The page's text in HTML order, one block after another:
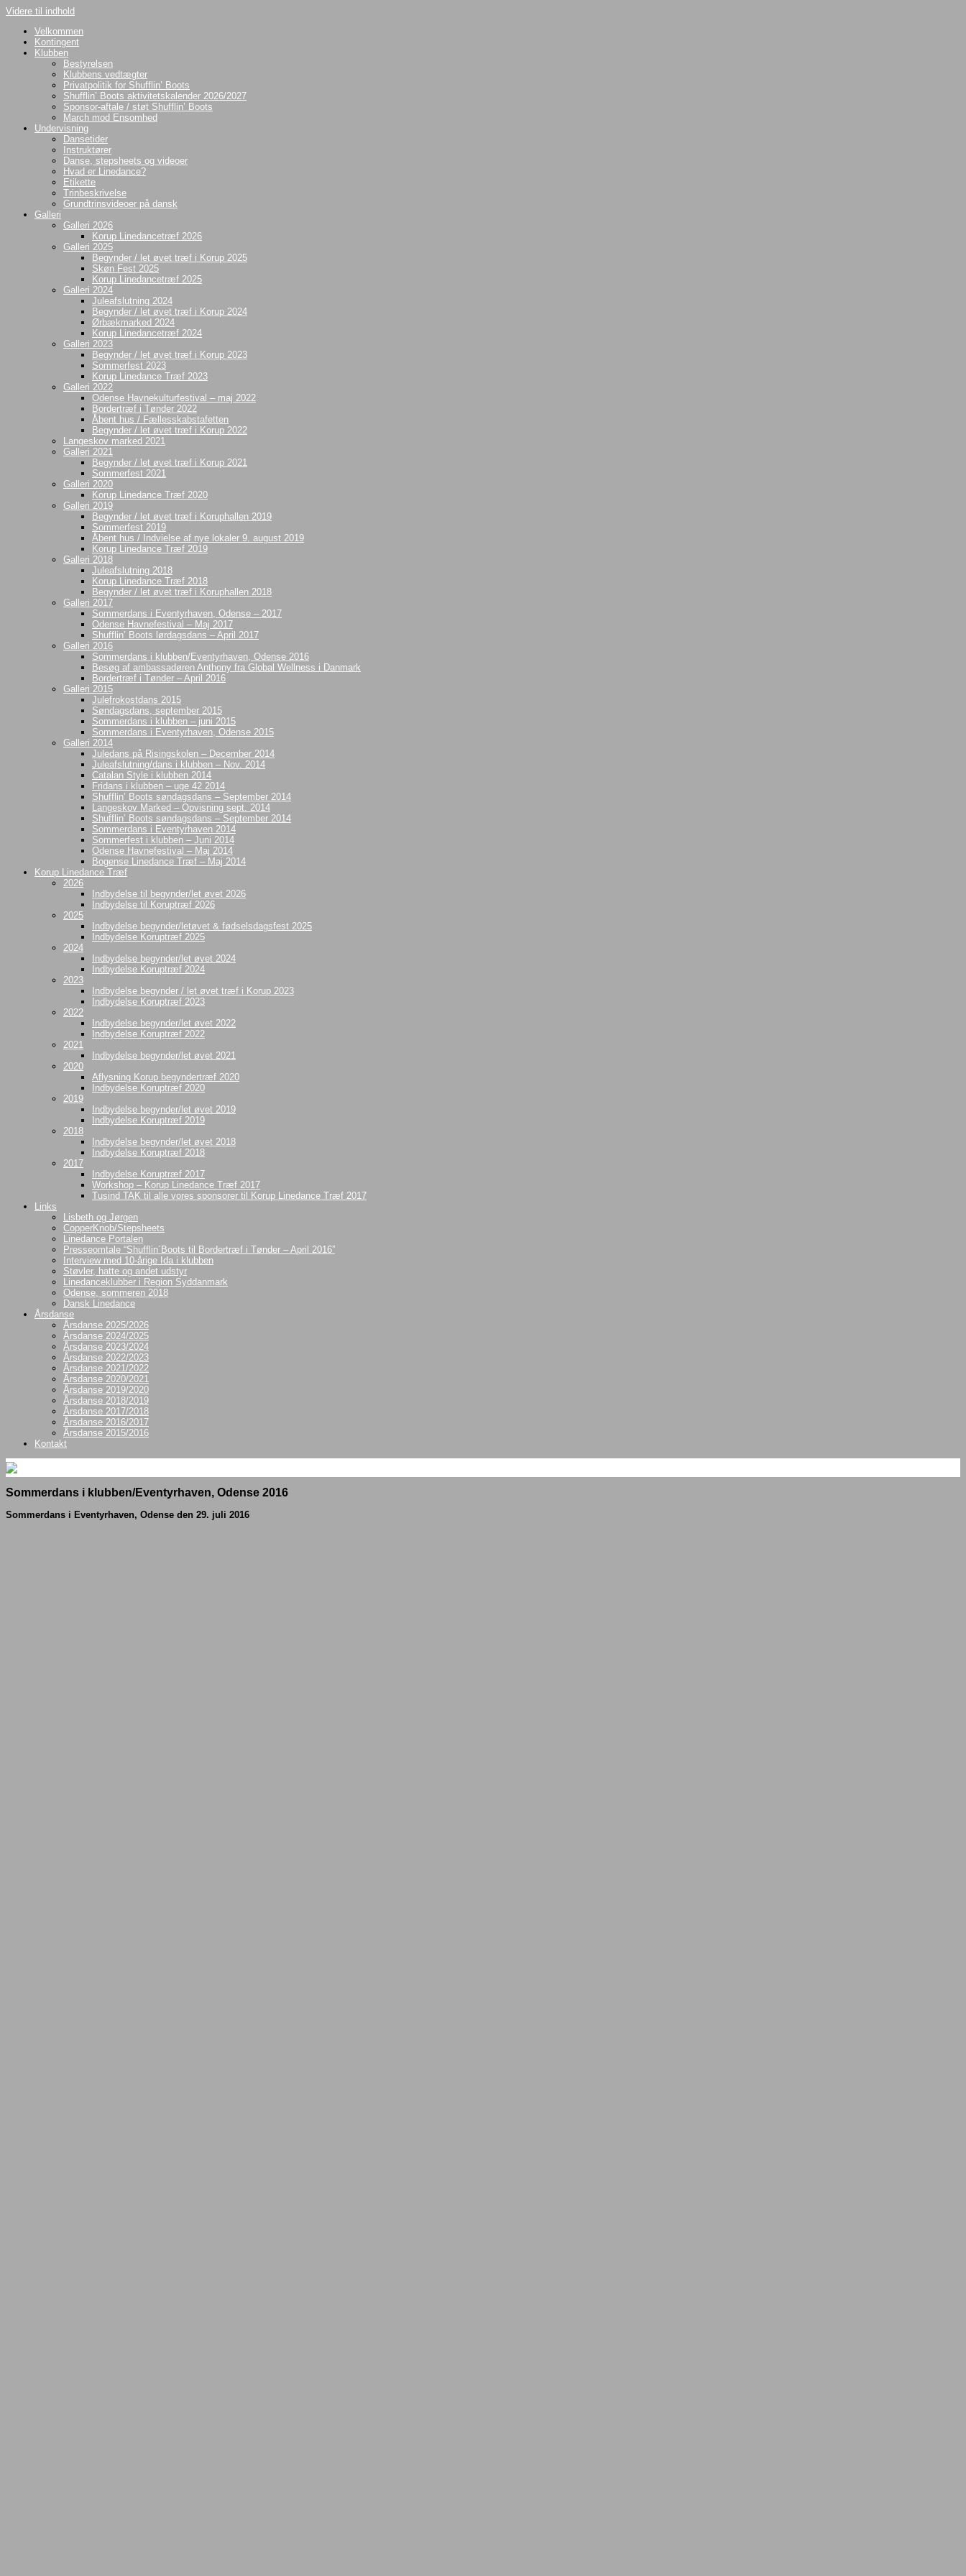
Videre til indhold
Velkommen
Kontingent
Klubben
Bestyrelsen
Klubbens vedtægter
Privatpolitik for Shufflin’ Boots
Shufflin’ Boots aktivitetskalender 2026/2027
Sponsor-aftale / støt Shufflin’ Boots
March mod Ensomhed
Undervisning
Dansetider
Instruktører
Danse, stepsheets og videoer
Hvad er Linedance?
Etikette
Trinbeskrivelse
Grundtrinsvideoer på dansk
Galleri
Galleri 2026
Korup Linedancetræf 2026
Galleri 2025
Begynder / let øvet træf i Korup 2025
Skøn Fest 2025
Korup Linedancetræf 2025
Galleri 2024
Juleafslutning 2024
Begynder / let øvet træf i Korup 2024
Ørbækmarked 2024
Korup Linedancetræf 2024
Galleri 2023
Begynder / let øvet træf i Korup 2023
Sommerfest 2023
Korup Linedance Træf 2023
Galleri 2022
Odense Havnekulturfestival – maj 2022
Bordertræf i Tønder 2022
Åbent hus / Fællesskabstafetten
Begynder / let øvet træf i Korup 2022
Langeskov marked 2021
Galleri 2021
Begynder / let øvet træf i Korup 2021
Sommerfest 2021
Galleri 2020
Korup Linedance Træf 2020
Galleri 2019
Begynder / let øvet træf i Koruphallen 2019
Sommerfest 2019
Åbent hus / Indvielse af nye lokaler 9. august 2019
Korup Linedance Træf 2019
Galleri 2018
Juleafslutning 2018
Korup Linedance Træf 2018
Begynder / let øvet træf i Koruphallen 2018
Galleri 2017
Sommerdans i Eventyrhaven, Odense – 2017
Odense Havnefestival – Maj 2017
Shufflin’ Boots lørdagsdans – April 2017
Galleri 2016
Sommerdans i klubben/Eventyrhaven, Odense 2016
Besøg af ambassadøren Anthony fra Global Wellness i Danmark
Bordertræf i Tønder – April 2016
Galleri 2015
Julefrokostdans 2015
Søndagsdans, september 2015
Sommerdans i klubben – juni 2015
Sommerdans i Eventyrhaven, Odense 2015
Galleri 2014
Juledans på Risingskolen – December 2014
Juleafslutning/dans i klubben – Nov. 2014
Catalan Style i klubben 2014
Fridans i klubben – uge 42 2014
Shufflin’ Boots søndagsdans – September 2014
Langeskov Marked – Opvisning sept. 2014
Shufflin’ Boots søndagsdans – September 2014
Sommerdans i Eventyrhaven 2014
Sommerfest i klubben – Juni 2014
Odense Havnefestival – Maj 2014
Bogense Linedance Træf – Maj 2014
Korup Linedance Træf
2026
Indbydelse til begynder/let øvet 2026
Indbydelse til Koruptræf 2026
2025
Indbydelse begynder/letøvet & fødselsdagsfest 2025
Indbydelse Koruptræf 2025
2024
Indbydelse begynder/let øvet 2024
Indbydelse Koruptræf 2024
2023
Indbydelse begynder / let øvet træf i Korup 2023
Indbydelse Koruptræf 2023
2022
Indbydelse begynder/let øvet 2022
Indbydelse Koruptræf 2022
2021
Indbydelse begynder/let øvet 2021
2020
Aflysning Korup begyndertræf 2020
Indbydelse Koruptræf 2020
2019
Indbydelse begynder/let øvet 2019
Indbydelse Koruptræf 2019
2018
Indbydelse begynder/let øvet 2018
Indbydelse Koruptræf 2018
2017
Indbydelse Koruptræf 2017
Workshop – Korup Linedance Træf 2017
Tusind TAK til alle vores sponsorer til Korup Linedance Træf 2017
Links
Lisbeth og Jørgen
CopperKnob/Stepsheets
Linedance Portalen
Presseomtale “Shufflin´Boots til Bordertræf i Tønder – April 2016”
Interview med 10-årige Ida i klubben
Støvler, hatte og andet udstyr
Linedanceklubber i Region Syddanmark
Odense, sommeren 2018
Dansk Linedance
Årsdanse
Årsdanse 2025/2026
Årsdanse 2024/2025
Årsdanse 2023/2024
Årsdanse 2022/2023
Årsdanse 2021/2022
Årsdanse 2020/2021
Årsdanse 2019/2020
Årsdanse 2018/2019
Årsdanse 2017/2018
Årsdanse 2016/2017
Årsdanse 2015/2016
Kontakt
Sommerdans i klubben/Eventyrhaven, Odense 2016
Sommerdans i Eventyrhaven, Odense den 29. juli 2016